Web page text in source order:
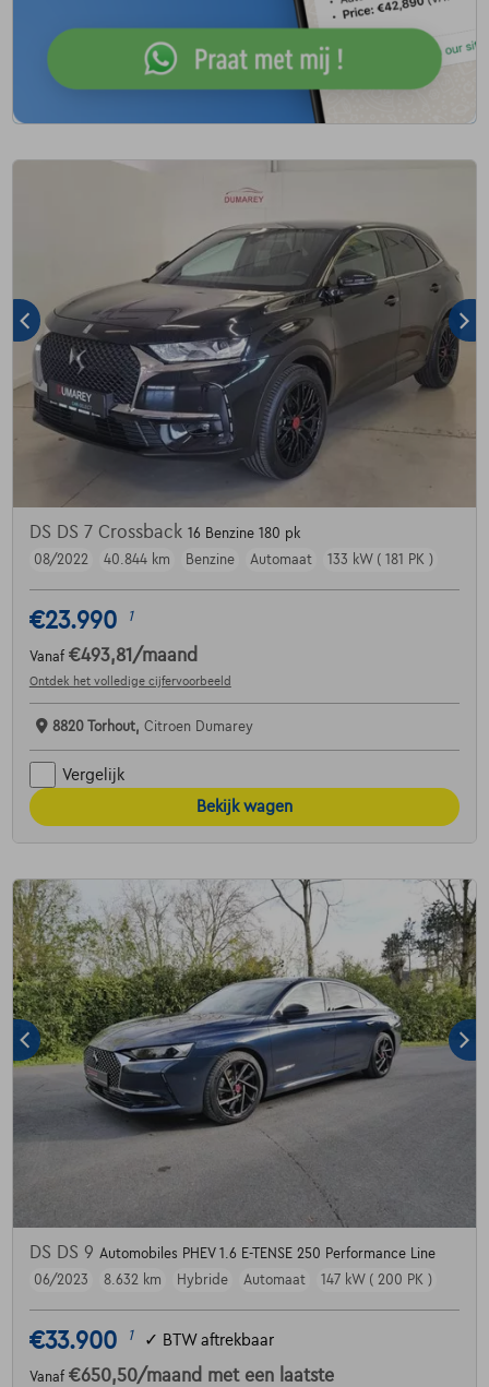
DS DS 7 Crossback 16 Benzine 180 pk
08/2022
40.844 km Benzine Automaat 133 kW ( 181 PK )
€23.990 1
Vanaf €493,81 /maand
Ontdek het volledige cijfervoorbeeld
8820 Torhout, Citroen Dumarey
Vergelijk
Bekijk wagen
DS DS 9 Automobiles PHEV 1.6 E-TENSE 250 Performance Line
06/2023
8.632 km Hybride Automaat 147 kW ( 200 PK )
€33.900 1 ✓ BTW aftrekbaar
Vanaf €650,50/maand met een laatste